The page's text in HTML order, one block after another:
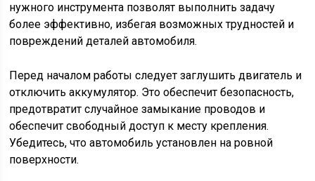
нужного инструмента позволят выполнить задачу
более эффективно, избегая возможных трудностей и
повреждений деталей автомобиля.
Перед началом работы следует заглушить двигатель и
отключить аккумулятор. Это обеспечит безопасность,
предотвратит случайное замыкание проводов и
обеспечит свободный доступ к месту крепления.
Убедитесь, что автомобиль установлен на ровной
поверхности.